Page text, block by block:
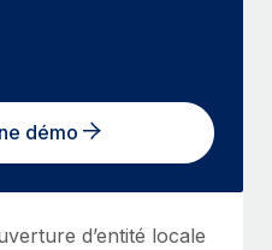
démo
d’entité locale